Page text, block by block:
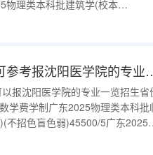
物理类本科批建筑学(校本
际经济与贸易(校本部)35200/4
2026高考广东物
报沈阳医学院的专业一览招生省
学费学制广东2025物理类本科批
不招色盲色弱)45500/5广东2025
课)(校本部)(不招色盲色